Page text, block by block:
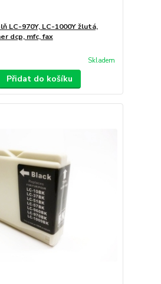
LC-970Y, LC-1000Y žlutá,
dcp, mfc, fax
Skladem
Přidat do košíku